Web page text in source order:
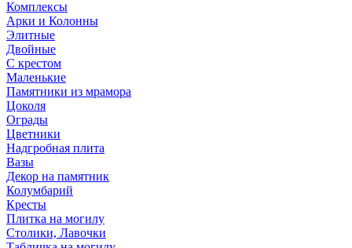
Комплексы
Арки и Колонны
Элитные
Двойные
С крестом
Маленькие
Памятники из мрамора
Цоколя
Ограды
Цветники
Надгробная плита
Вазы
Декор на памятник
Колумбарий
Кресты
Плитка на могилу
Столики, Лавочки